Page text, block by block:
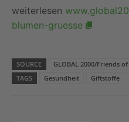
weiterlesen
blumen-gruesse
SOURCE
GLOBAL 2000/Friends
TAGS
Gesundheit Giftstoffe